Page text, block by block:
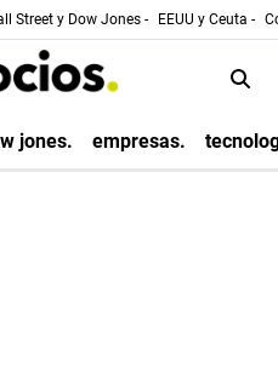
Street y Dow Jones - EEUU y Ceuta -
jones. empresas.